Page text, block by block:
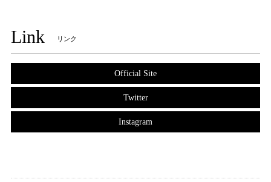
Link リンク
Official Site
Twitter
Instagram